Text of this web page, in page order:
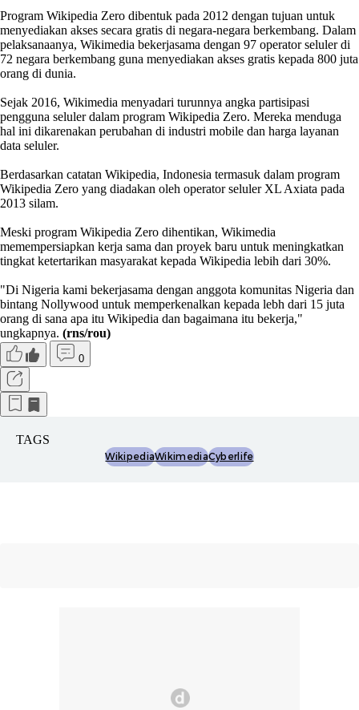
Program Wikipedia Zero dibentuk pada 2012 dengan tujuan untuk
menyediakan akses secara gratis di negara-negara berkembang. Dalam
pelaksanaanya, Wikimedia bekerjasama dengan 97 operator seluler di
72 negara berkembang guna menyediakan akses gratis kepada 800 juta
orang di dunia.
Sejak 2016, Wikimedia menyadari turunnya angka partisipasi
pengguna seluler dalam program Wikipedia Zero. Mereka menduga
hal ini dikarenakan perubahan di industri mobile dan harga layanan
data seluler.
Berdasarkan catatan Wikipedia, Indonesia termasuk dalam program
Wikipedia Zero yang diadakan oleh operator seluler XL Axiata pada
2013 silam.
Meski program Wikipedia Zero dihentikan, Wikimedia
memempersiapkan kerja sama dan proyek baru untuk meningkatkan
tingkat ketertarikan masyarakat kepada Wikipedia lebih dari 30%.
"Di Nigeria kami bekerjasama dengan anggota komunitas Nigeria dan
bintang Nollywood untuk memperkenalkan kepada lebh dari 15 juta
orang di sana apa itu Wikipedia dan bagaimana itu bekerja,"
ungkapnya. (rns/rou)
0
TAGS
WikipediaWikimediaCyberlife